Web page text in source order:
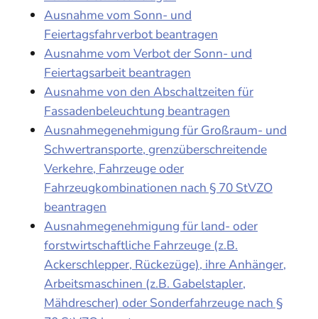
Ausnahme vom Sonn- und
Feiertagsfahrverbot beantragen
Ausnahme vom Verbot der Sonn- und
Feiertagsarbeit beantragen
Ausnahme von den Abschaltzeiten für
Fassadenbeleuchtung beantragen
Ausnahmegenehmigung für Großraum- und
Schwertransporte, grenzüberschreitende
Verkehre, Fahrzeuge oder
Fahrzeugkombinationen nach § 70 StVZO
beantragen
Ausnahmegenehmigung für land- oder
forstwirtschaftliche Fahrzeuge (z.B.
Ackerschlepper, Rückezüge), ihre Anhänger,
Arbeitsmaschinen (z.B. Gabelstapler,
Mähdrescher) oder Sonderfahrzeuge nach §